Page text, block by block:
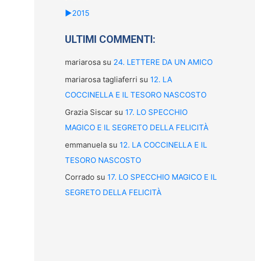
►2015
ULTIMI COMMENTI:
mariarosa su 24. LETTERE DA UN AMICO
mariarosa tagliaferri su 12. LA
COCCINELLA E IL TESORO NASCOSTO
Grazia Siscar su 17. LO SPECCHIO
MAGICO E IL SEGRETO DELLA FELICITÀ
emmanuela su 12. LA COCCINELLA E IL
TESORO NASCOSTO
Corrado su 17. LO SPECCHIO MAGICO E IL
SEGRETO DELLA FELICITÀ